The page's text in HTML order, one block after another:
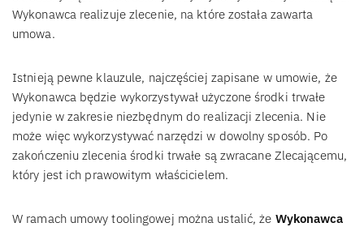
Wykonawca realizuje zlecenie, na które została zawarta
umowa.
Istnieją pewne klauzule, najczęściej zapisane w umowie, że
Wykonawca będzie wykorzystywał użyczone środki trwałe
jedynie w zakresie niezbędnym do realizacji zlecenia. Nie
może więc wykorzystywać narzędzi w dowolny sposób. Po
zakończeniu zlecenia środki trwałe są zwracane Zlecającemu,
który jest ich prawowitym właścicielem.
W ramach umowy toolingowej można ustalić, że Wykonawca